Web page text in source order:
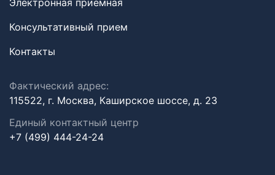
Электронная приемная
Консультативный прием
Контакты
Фактический адрес:
115522, г. Москва, Каширское шоссе, д. 23
Единый контактный центр
+7 (499) 444-24-24